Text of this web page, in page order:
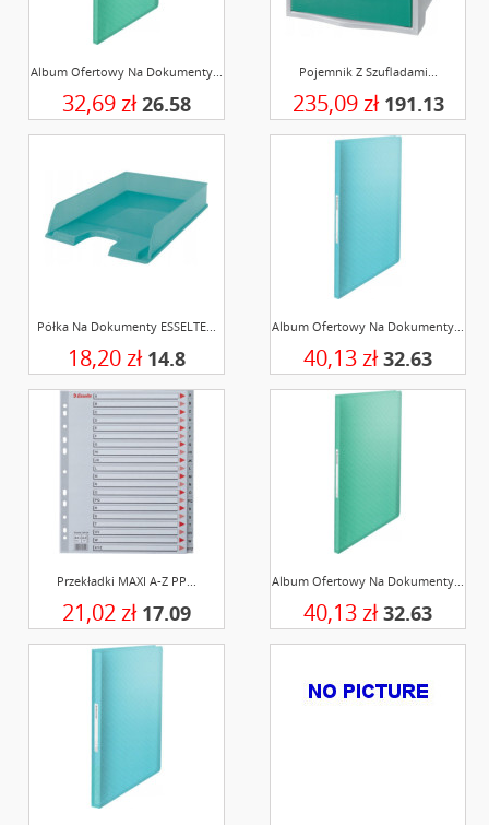
Album Ofertowy Na Dokumenty...
32,69 zł 26.58
Pojemnik Z Szufladami...
235,09 zł 191.13
Półka Na Dokumenty ESSELTE...
18,20 zł 14.8
Album Ofertowy Na Dokumenty...
40,13 zł 32.63
Przekładki MAXI A-Z PP...
21,02 zł 17.09
Album Ofertowy Na Dokumenty...
40,13 zł 32.63